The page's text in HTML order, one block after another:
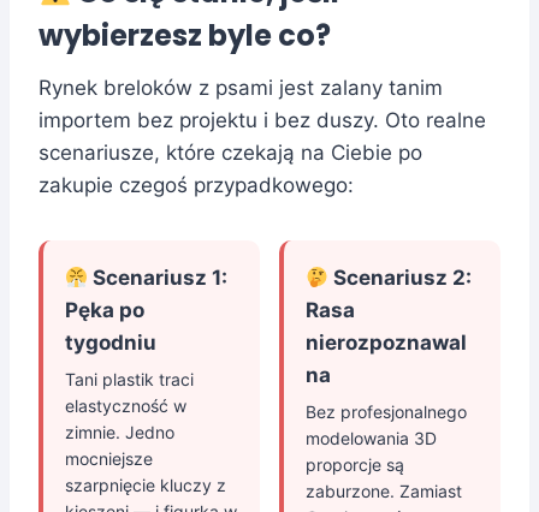
wybierzesz byle co?
Rynek breloków z psami jest zalany tanim
importem bez projektu i bez duszy. Oto realne
scenariusze, które czekają na Ciebie po
zakupie czegoś przypadkowego:
Scenariusz 1:
Pęka po
tygodniu
Tani plastik traci
elastyczność w
zimnie. Jedno
mocniejsze
szarpnięcie kluczy z
Scenariusz 2:
Rasa
nierozpoznawal
na
Bez profesjonalnego
modelowania 3D
proporcje są
zaburzone. Zamiast